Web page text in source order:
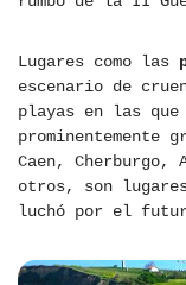
Lugares como las
escenario de
playas en las
Caen, Cherburgo,
otros, son
luchó por el